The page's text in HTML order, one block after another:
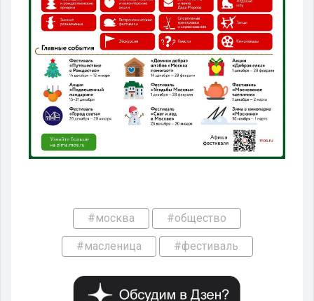
#москва #общество
#масленица #фестиваль